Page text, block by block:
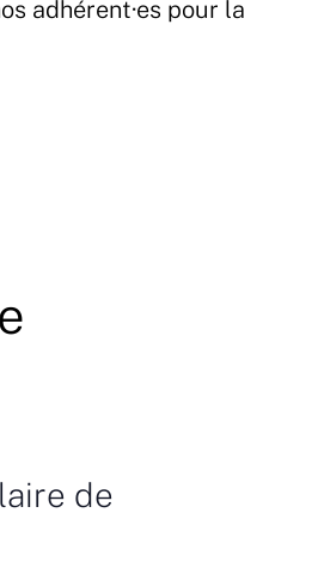
adhérent·es pour la
de